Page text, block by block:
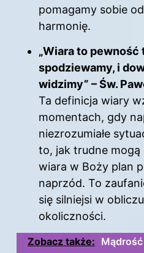
pomagamy sobie
harmonię.
„Wiara to pewność
spodziewamy, i
widzimy” – Św.
Ta definicja wiary
momentach, gdy
niezrozumiałe
to, jak trudne
wiara w Boży plan
naprzód. To
się silniejsi w
okoliczności.
Zobacz także: